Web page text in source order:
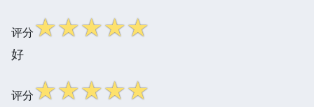
评分☆☆☆☆☆
好
评分☆☆☆☆☆